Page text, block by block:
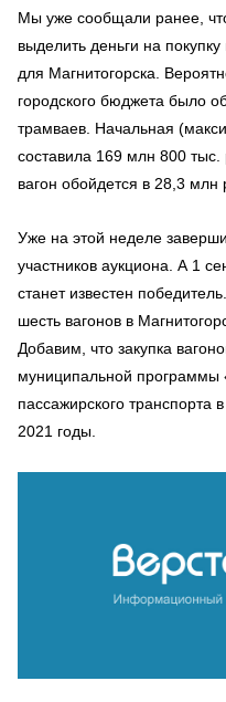
Мы уже сообщали ранее,
выделить деньги на
для Магнитогорска.
городского бюджета было
трамваев. Начальная
составила 169 млн 800
вагон обойдется в 28,3 млн
Уже на этой неделе
участников аукциона. А 1
станет известен
шесть вагонов в
Добавим, что закупка
муниципальной программы
пассажирского транспорта
2021 годы.